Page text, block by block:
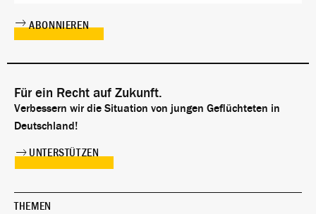
Für ein Recht auf Zukunft.
Verbessern wir die Situation von jungen Geflüchteten in
Deutschland!
UNTERSTÜTZEN
THEMEN